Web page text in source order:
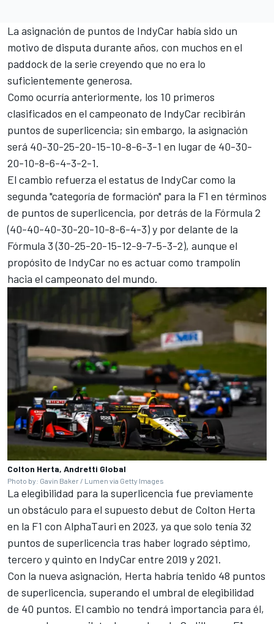
La asignación de puntos de IndyCar había sido un
motivo de disputa durante años, con muchos en el
paddock de la serie creyendo que no era lo
suficientemente generosa.
Como ocurría anteriormente, los 10 primeros
clasificados en el campeonato de IndyCar recibirán
puntos de superlicencia; sin embargo, la asignación
será 40-30-25-20-15-10-8-6-3-1 en lugar de 40-30-
20-10-8-6-4-3-2-1.
El cambio refuerza el estatus de IndyCar como la
segunda "categoría de formación" para la F1 en términos
de puntos de superlicencia, por detrás de la Fórmula 2
(40-40-40-30-20-10-8-6-4-3) y por delante de la
Fórmula 3 (30-25-20-15-12-9-7-5-3-2), aunque el
propósito de IndyCar no es actuar como trampolín
hacia el campeonato del mundo.
Colton Herta, Andretti Global
Photo by: Gavin Baker / Lumen via Getty Images
La elegibilidad para la superlicencia fue previamente
un obstáculo para el supuesto debut de Colton Herta
en la F1 con AlphaTauri en 2023, ya que solo tenía 32
puntos de superlicencia tras haber logrado séptimo,
tercero y quinto en IndyCar entre 2019 y 2021.
Con la nueva asignación, Herta habría tenido 48 puntos
de superlicencia, superando el umbral de elegibilidad
de 40 puntos. El cambio no tendrá importancia para él,